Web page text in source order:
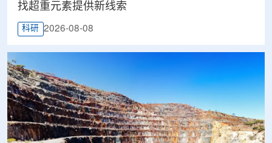
找超重元素提供新线索
科研 2026-08-08